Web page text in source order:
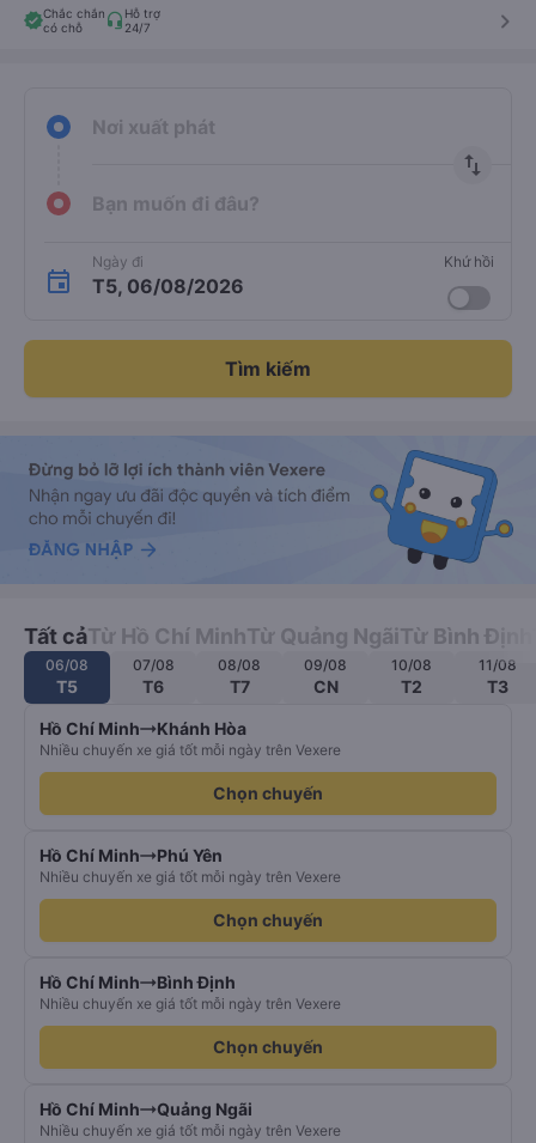
Chắc chắn
có chỗ
Hỗ trợ
24/7
keyboard_arrow_right
Nơi xuất phát
import_export
Bạn muốn đi đâu?
Ngày đi
T5, 06/08/2026
Khứ hồi
Tìm kiếm
Tất cảTừ Hồ Chí MinhTừ Quảng NgãiTừ Bình Định
06/08
T5
07/08
T6
08/08
T7
09/08
CN
10/08
T2
11/08
T3
Hồ Chí Minh Khánh Hòa
Nhiều chuyến xe giá tốt mỗi ngày trên Vexere
Chọn chuyến
Hồ Chí Minh Phú Yên
Nhiều chuyến xe giá tốt mỗi ngày trên Vexere
Chọn chuyến
Hồ Chí Minh Bình Định
Nhiều chuyến xe giá tốt mỗi ngày trên Vexere
Chọn chuyến
Hồ Chí Minh Quảng Ngãi
Nhiều chuyến xe giá tốt mỗi ngày trên Vexere